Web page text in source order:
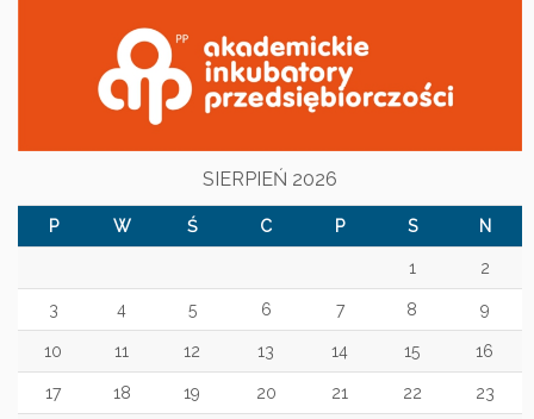
SIERPIEŃ 2026
P W Ś C P S N
1 2
3 4 5 6 7 8 9
10 11 12 13 14 15 16
17 18 19 20 21 22 23